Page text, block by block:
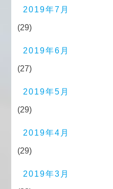
2019年7月
(29)
2019年6月
(27)
2019年5月
(29)
2019年4月
(29)
2019年3月